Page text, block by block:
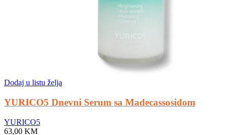
Dodaj u listu želja
YURICO5 Dnevni Serum sa Madecassosidom
YURICO5
63,00 KM